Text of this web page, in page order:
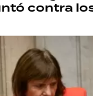
contra